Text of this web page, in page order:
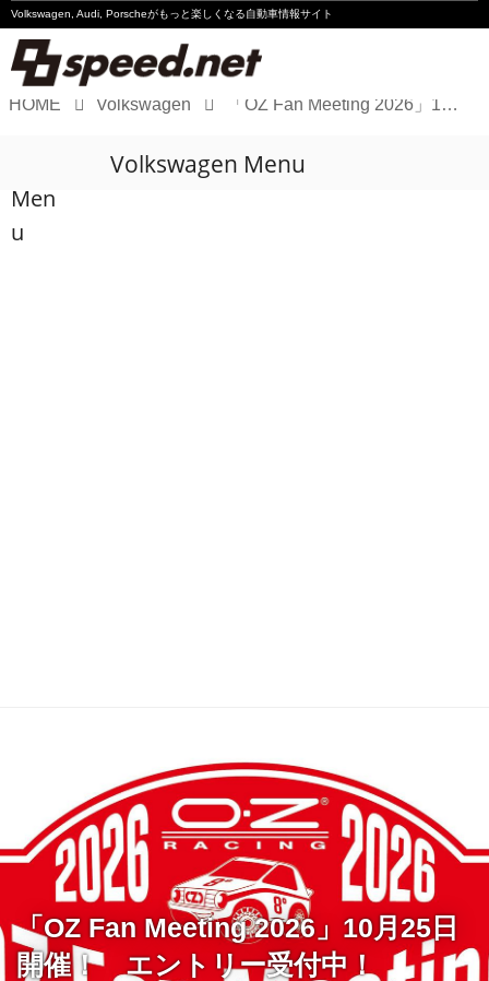
Volkswagen, Audi, Porscheがもっと楽しくなる自動車情報サイト
Audi
HOME Volkswagen 「OZ Fan Meeting 2026」10月25日開催！ エントリー受付中！
Men
u
Volkswagen Menu
「OZ Fan Meeting 2026」10月25日
開催！ エントリー受付中！